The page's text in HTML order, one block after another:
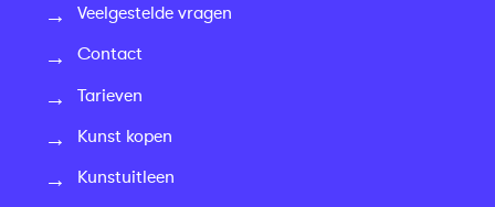
Veelgestelde vragen
Contact
Tarieven
Kunst kopen
Kunstuitleen